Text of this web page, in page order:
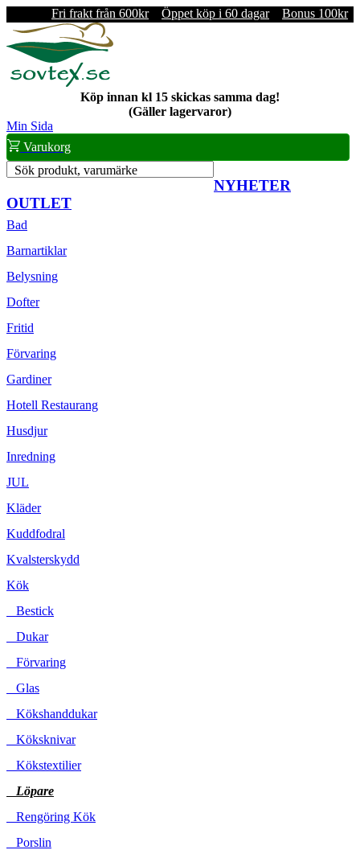
Fri frakt från 600kr Öppet köp i 60 dagar Bonus 100kr
Köp innan kl 15 skickas samma dag!
(Gäller lagervaror)
Min Sida
Varukorg
Sök produkt, varumärke
NYHETER
OUTLET
Bad
Barnartiklar
Belysning
Dofter
Fritid
Förvaring
Gardiner
Hotell Restaurang
Husdjur
Inredning
JUL
Kläder
Kuddfodral
Kvalsterskydd
Kök
Bestick
Dukar
Förvaring
Glas
Kökshanddukar
Köksknivar
Kökstextilier
Löpare
Rengöring Kök
Porslin